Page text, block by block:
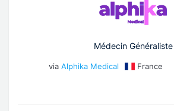
Médecin Généraliste
via Alphika Medical France